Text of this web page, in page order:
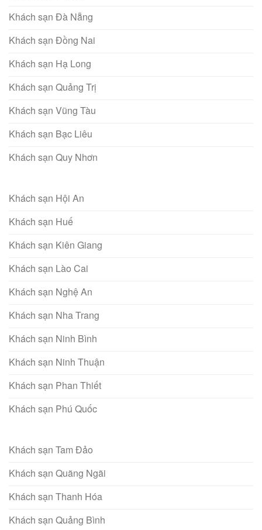
Khách sạn Đà Nẵng
Khách sạn Đồng Nai
Khách sạn Hạ Long
Khách sạn Quảng Trị
Khách sạn Vũng Tàu
Khách sạn Bạc Liêu
Khách sạn Quy Nhơn
Khách sạn Hội An
Khách sạn Huế
Khách sạn Kiên Giang
Khách sạn Lào Cai
Khách sạn Nghệ An
Khách sạn Nha Trang
Khách sạn Ninh Bình
Khách sạn Ninh Thuận
Khách sạn Phan Thiết
Khách sạn Phú Quốc
Khách sạn Tam Đảo
Khách sạn Quãng Ngãi
Khách sạn Thanh Hóa
Khách sạn Quảng Bình